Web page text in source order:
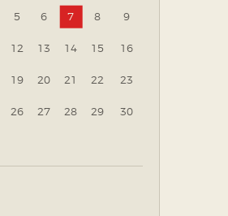
5 6 7 8 9
12 13 14 15 16
19 20 21 22 23
26 27 28 29 30